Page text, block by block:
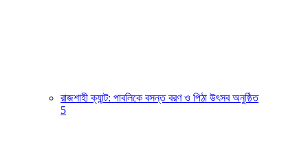
রাজশাহী ক্যান্ট: পাবলিকে বসন্ত বরণ ও পিঠা উৎসব অনুষ্ঠিত
5